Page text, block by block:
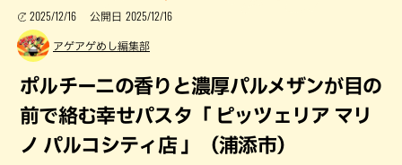
2025/12/16 公開日 2025/12/16
アゲアゲめし編集部
ポルチーニの香りと濃厚パルメザンが目の
前で絡む幸せパスタ「 ピッツェリア マリ
ノ パルコシティ店 」（浦添市）